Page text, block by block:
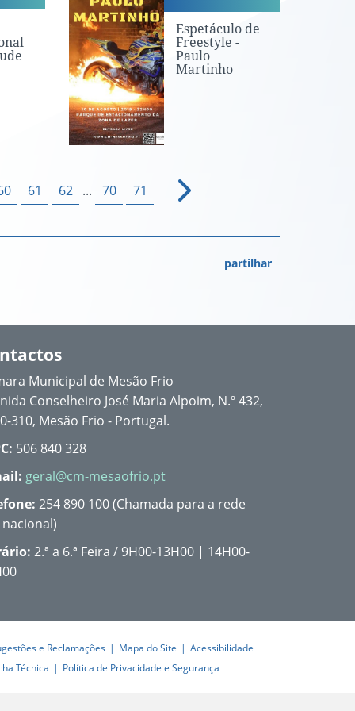
Espetáculo de
Freestyle -
Paulo
Martinho
61 62 ... 70 71
partilhar
Municipal de Mesão Frio
Conselheiro José Maria Alpoim, N.º 432,
310, Mesão Frio - Portugal.
506 840 328
geral@cm-mesaofrio.pt
254 890 100 (Chamada para a rede
2.ª a 6.ª Feira / 9H00-13H00 | 14H00-
e Reclamações Mapa do Site
Acessibilidade
Técnica
Política de Privacidade e Segurança